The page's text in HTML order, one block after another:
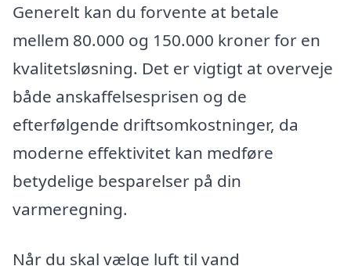
Generelt kan du forvente at betale
mellem 80.000 og 150.000 kroner for en
kvalitetsløsning. Det er vigtigt at overveje
både anskaffelsesprisen og de
efterfølgende driftsomkostninger, da
moderne effektivitet kan medføre
betydelige besparelser på din
varmeregning.
Når du skal vælge luft til vand